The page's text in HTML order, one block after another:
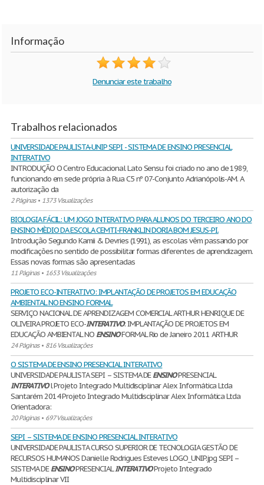
Informação
Denunciar este trabalho
Trabalhos relacionados
UNIVERSIDADE PAULISTA-UNIP SEPI - SISTEMA DE ENSINO PRESENCIAL
INTERATIVO
INTRODUÇÃO O Centro Educacional Lato Sensu foi criado no ano de 1989,
funcionando em sede própria à Rua C5 nº 07-Conjunto Adrianópolis-AM. A
autorização da
2 Páginas• 1373 Visualizações
BIOLOGIA FÁCIL: UM JOGO INTERATIVO PARA ALUNOS DO TERCEIRO ANO DO
ENSINO MÈDIO DA ESCOLA CEMTI-FRANKLIN DORIA BOM JESUS-PI.
Introdução Segundo Kamii & Devries (1991), as escolas vêm passando por
modificações no sentido de possibilitar formas diferentes de aprendizagem.
Essas novas formas são apresentadas
11 Páginas• 1653 Visualizações
PROJETO ECO-INTERATIVO: IMPLANTAÇÃO DE PROJETOS EM EDUCAÇÃO
AMBIENTAL NO ENSINO FORMAL
SERVIÇO NACIONAL DE APRENDIZAGEM COMERCIAL ARTHUR HENRIQUE DE
OLIVEIRA PROJETO ECO-INTERATIVO: IMPLANTAÇÃO DE PROJETOS EM
EDUCAÇÃO AMBIENTAL NO ENSINOFORMAL Rio de Janeiro 2011 ARTHUR
24 Páginas• 816 Visualizações
O SISTEMA DE ENSINO PRESENCIAL INTERATIVO
UNIVERSIDADE PAULISTA SEPI – SISTEMA DEENSINOPRESENCIAL
INTERATIVOl Projeto Integrado Multidisciplinar Alex Informática Ltda
Santarém 2014 Projeto Integrado Multidisciplinar Alex Informática Ltda
Orientadora:
20 Páginas• 697 Visualizações
SEPI – SISTEMA DE ENSINO PRESENCIAL INTERATIVO
UNIVERSIDADE PAULISTA CURSO SUPERIOR DE TECNOLOGIA GESTÃO DE
RECURSOS HUMANOS Danielle Rodrigues Esteves LOGO_UNIP.jpg SEPI –
SISTEMA DEENSINOPRESENCIALINTERATIVOProjeto Integrado
Multidisciplinar VII